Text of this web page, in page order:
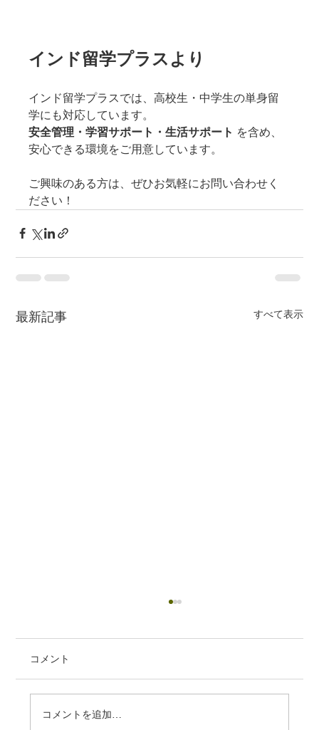
インド留学プラスより
インド留学プラスでは、高校生・中学生の単身留
学にも対応しています。
安全管理・学習サポート・生活サポート を含め、
安心できる環境をご用意しています。
ご興味のある方は、ぜひお気軽にお問い合わせく
ださい！
最新記事 すべて表示
コメント
コメントを追加…